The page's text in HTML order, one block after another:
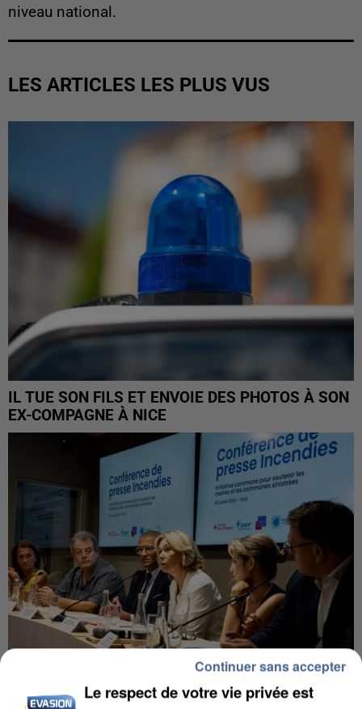
niveau national.
LES ARTICLES LES PLUS VUS
IL TUE SON FILS ET ENVOIE DES PHOTOS À SON
EX-COMPAGNE À NICE
Le respect de votre vie privée est
Continuer sans accepter